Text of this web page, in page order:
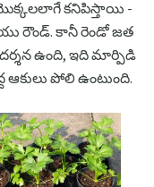
కనిపిస్తాయి -
రౌండ్. కానీ రెండో జత
ఉంది, ఇది మార్పిడి
పోలి ఉంటుంది.